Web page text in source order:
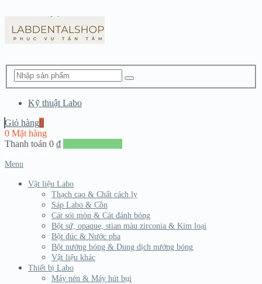
Kỹ thuật Labo
Giỏ hàng0
0 Mặt hàng
Thanh toán 0 ₫
Menu
Vật liệu Labo
Thạch cao & Chất cách ly
Sáp Labo & Cồn
Cát sói mòn & Cát đánh bóng
Bột sứ, opaque, stian màu zirconia & Kim loại
Bột đúc & Nước pha
Bột nướng bóng & Dung dịch nướng bóng
Vật liệu khác
Thiết bị Labo
Máy nén & Máy hút bụi